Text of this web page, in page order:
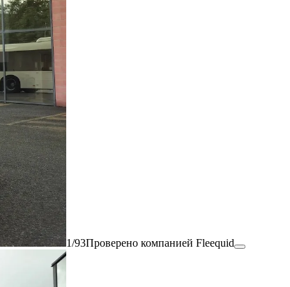
1/93Проверено компанией Fleequid